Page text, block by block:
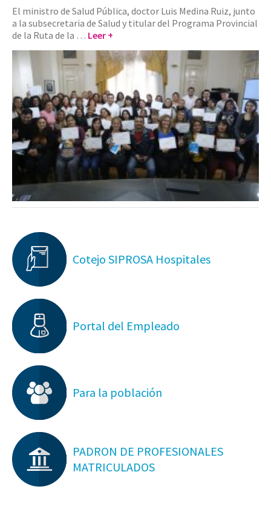
El ministro de Salud Pública, doctor Luis Medina Ruiz, junto
a la subsecretaria de Salud y titular del Programa Provincial
de la Ruta de la … Leer +
Cotejo SIPROSA Hospitales
Portal del Empleado
Para la población
PADRON DE PROFESIONALES
MATRICULADOS